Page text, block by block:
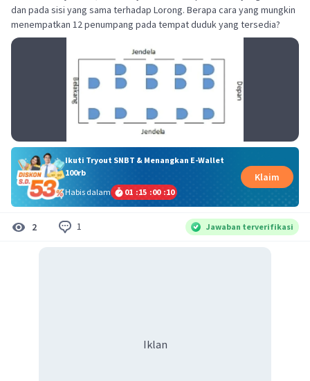
dan pada sisi yang sama terhadap Lorong. Berapa cara yang mungkin
menempatkan 12 penumpang pada tempat duduk yang tersedia?
Ikuti Tryout SNBT & Menangkan E-Wallet
100rb
Habis dalam
01 :15 :00 :10
Klaim
2 1 Jawaban terverifikasi
Iklan